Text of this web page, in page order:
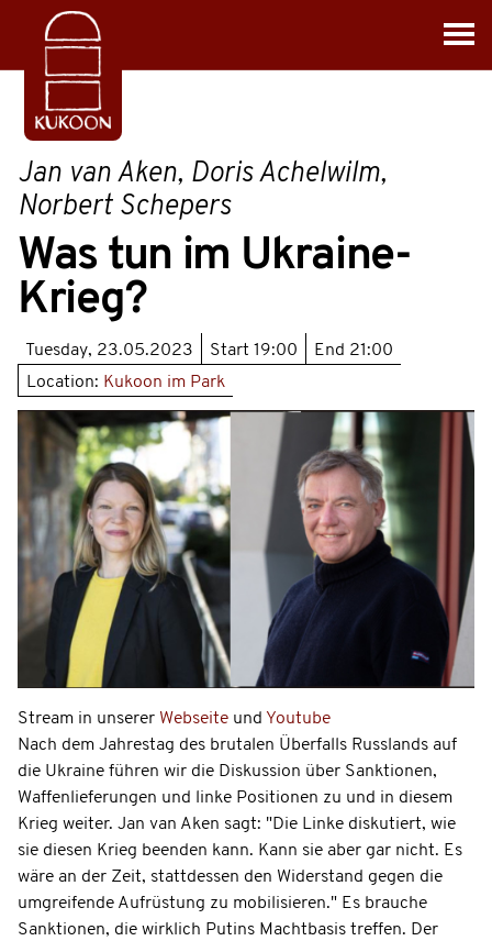
Jan van Aken, Doris Achelwilm,
Norbert Schepers
Was tun im Ukraine-
Krieg?
Tuesday, 23.05.2023 Start 19:00 End 21:00
Location: Kukoon im Park
Stream in unserer Webseite und Youtube
Nach dem Jahrestag des brutalen Überfalls Russlands auf
die Ukraine führen wir die Diskussion über Sanktionen,
Waffenlieferungen und linke Positionen zu und in diesem
Krieg weiter. Jan van Aken sagt: "Die Linke diskutiert, wie
sie diesen Krieg beenden kann. Kann sie aber gar nicht. Es
wäre an der Zeit, stattdessen den Widerstand gegen die
umgreifende Aufrüstung zu mobilisieren." Es brauche
Sanktionen, die wirklich Putins Machtbasis treffen. Der